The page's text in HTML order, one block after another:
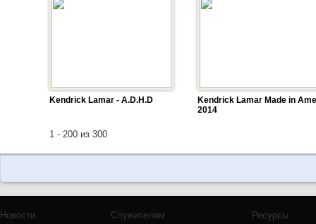
Kendrick Lamar - A.D.H.D
Kendrick Lamar Made in
2014
1 - 200 из 300
Новости Служителям Ресурсы